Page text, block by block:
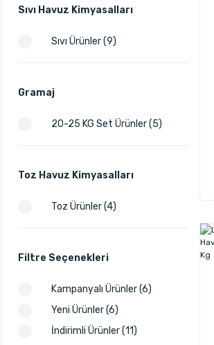
Sıvı Havuz Kimyasalları
Sıvı Ürünler (9)
Gramaj
20-25 KG Set Ürünler (5)
Toz Havuz Kimyasalları
Toz Ürünler (4)
Filtre Seçenekleri
Kampanyalı Ürünler (6)
Yeni Ürünler (6)
İndirimli Ürünler (11)